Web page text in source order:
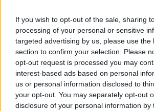
If you wish to opt-out of the sale, sharing
processing of your personal or sensitive
targeted advertising by us, please use the
section to confirm your selection. Please
opt-out request is processed you may
interest-based ads based on personal
us or personal information disclosed to
your opt-out. You may separately opt-out
disclosure of your personal information by
házi trükk, amitől
WC!